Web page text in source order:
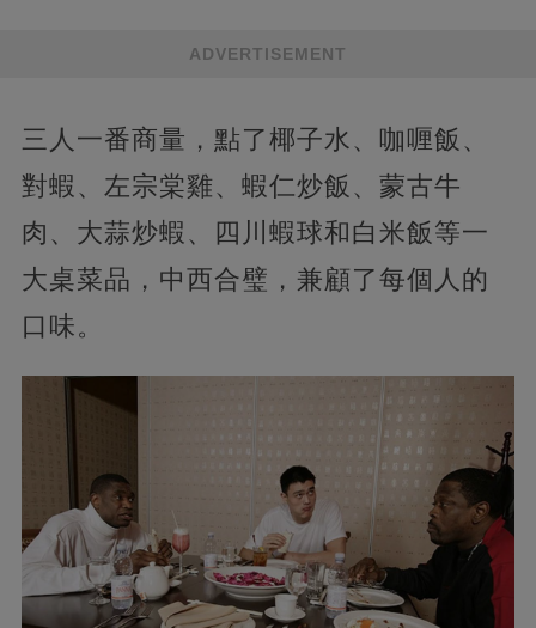
ADVERTISEMENT
三人一番商量，點了椰子水、咖喱飯、
對蝦、左宗棠雞、蝦仁炒飯、蒙古牛
肉、大蒜炒蝦、四川蝦球和白米飯等一
大桌菜品，中西合璧，兼顧了每個人的
口味。